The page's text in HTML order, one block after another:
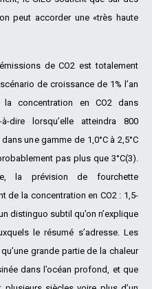
peut accorder une «très haute
de CO2 est totalement
de croissance de 1% l’an
concentration en CO2 dans
dire lorsqu’elle atteindra 800
une gamme de 1,0°C à 2,5°C
pas plus que 3°C(3).
la prévision de fourchette
de la concentration en CO2 : 1,5-
distinguo subtil qu’on n’explique
le résumé s’adresse. Les
grande partie de la chaleur
dans l’océan profond, et que